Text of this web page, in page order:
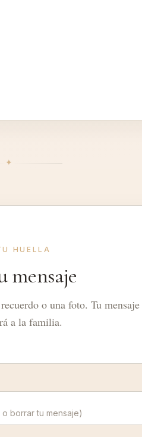
✦︎
HUELLA
mensaje
o una foto. Tu mensaje
a la familia.
borrar tu mensaje)